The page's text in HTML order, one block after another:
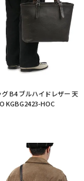
B4 ブルハイドレザー 天
KGBG2423-HOC